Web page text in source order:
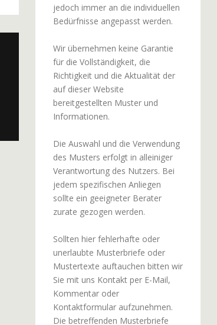
jedoch immer an die individuellen
Bedürfnisse angepasst werden.
Wir übernehmen keine Garantie
für die Vollständigkeit, die
Richtigkeit und die Aktualität der
auf dieser Website
bereitgestellten Muster und
Informationen.
Die Auswahl und die Verwendung
des Musters erfolgt in alleiniger
Verantwortung des Nutzers. Bei
jedem spezifischen Anliegen
sollte ein geeigneter Berater
zurate gezogen werden.
Sollten hier fehlerhafte oder
unerlaubte Musterbriefe oder
Mustertexte auftauchen bitten wir
Sie mit uns Kontakt per E-Mail,
Kommentar oder
Kontaktformular aufzunehmen.
Die betreffenden Musterbriefe